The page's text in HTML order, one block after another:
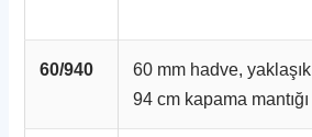
60/940
60 mm hadve, yaklaşık
94 cm kapama mantığı